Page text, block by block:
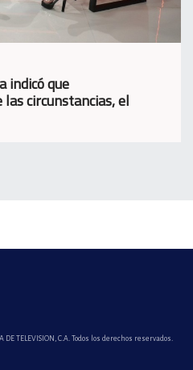
indicó que
circunstancias, el
DE TELEVISION, C.A. Todos los derechos reservados.